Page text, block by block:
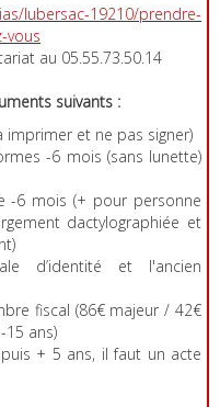
lubersac-19210/prendre-
vous
au 05.55.73.50.14
suivants :
imprimer et ne pas signer)
-6 mois (sans lunette)
-6 mois (+ pour personne
dactylographiée et
d’identité et l'ancien
fiscal (86€ majeur / 42€
ans)
+ 5 ans, il faut un acte